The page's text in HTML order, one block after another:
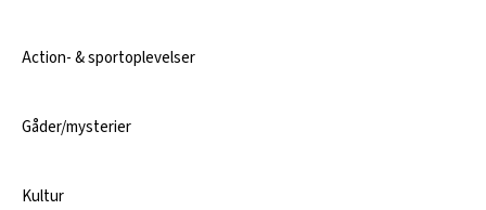
Action- & sportoplevelser
Gåder/mysterier
Kultur